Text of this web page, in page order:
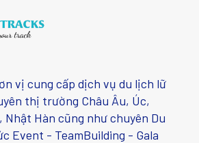
vị cung cấp dịch vụ du lịch lữ
thị trường Châu Âu, Úc,
Nhật Hàn cũng như chuyên Du
Event - TeamBuilding - Gala